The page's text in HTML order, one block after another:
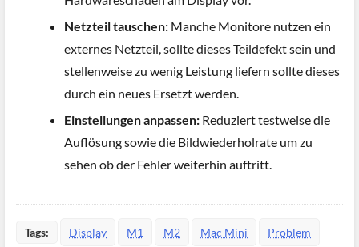
Netzteil tauschen: Manche Monitore nutzen ein
externes Netzteil, sollte dieses Teildefekt sein und
stellenweise zu wenig Leistung liefern sollte dieses
durch ein neues Ersetzt werden.
Einstellungen anpassen: Reduziert testweise die
Auflösung sowie die Bildwiederholrate um zu
sehen ob der Fehler weiterhin auftritt.
Tags: Display M1 M2 Mac Mini Problem